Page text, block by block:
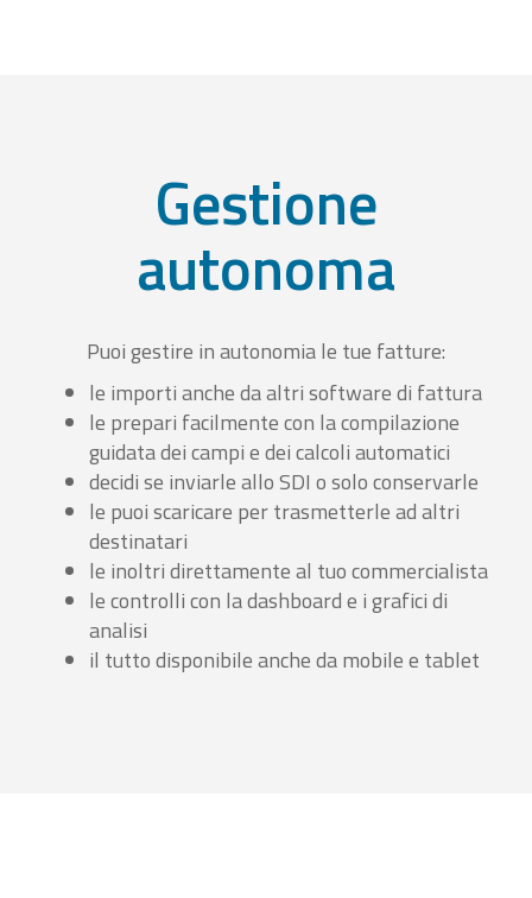
Gestione
autonoma
Puoi gestire in autonomia le tue fatture:
le importi anche da altri software di fattura
le prepari facilmente con la compilazione
guidata dei campi e dei calcoli automatici
decidi se inviarle allo SDI o solo conservarle
le puoi scaricare per trasmetterle ad altri
destinatari
le inoltri direttamente al tuo commercialista
le controlli con la dashboard e i grafici di
analisi
il tutto disponibile anche da mobile e tablet